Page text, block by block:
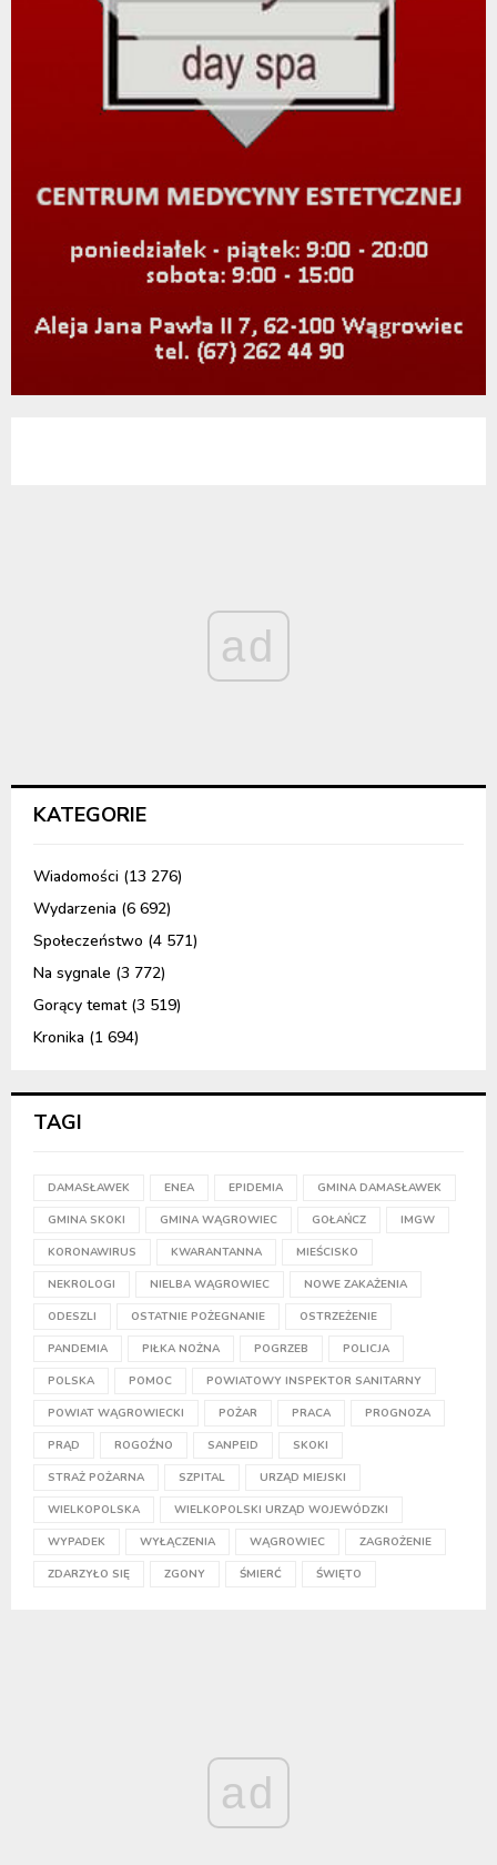
ad
KATEGORIE
Wiadomości (13 276)
Wydarzenia (6 692)
Społeczeństwo (4 571)
Na sygnale (3 772)
Gorący temat(3 519)
Kronika (1 694)
TAGI
DAMASŁAWEK ENEA EPIDEMIA GMINA DAMASŁAWEK
GMINA SKOKI GMINA WĄGROWIEC GOŁAŃCZ IMGW
KORONAWIRUS KWARANTANNA MIEŚCISKO
NEKROLOGI NIELBA WĄGROWIEC NOWE ZAKAŻENIA
ODESZLI OSTATNIE POŻEGNANIE OSTRZEŻENIE
PANDEMIA PIŁKA NOŻNA POGRZEB POLICJA
POLSKA POMOC POWIATOWY INSPEKTOR SANITARNY
POWIAT WĄGROWIECKI POŻAR PRACA PROGNOZA
PRĄD ROGOŹNO SANPEID SKOKI
STRAŻ POŻARNA SZPITAL URZĄD MIEJSKI
WIELKOPOLSKA WIELKOPOLSKI URZĄD WOJEWÓDZKI
WYPADEK WYŁĄCZENIA WĄGROWIEC ZAGROŻENIE
ZDARZYŁO SIĘ ZGONY ŚMIERĆ ŚWIĘTO
ad